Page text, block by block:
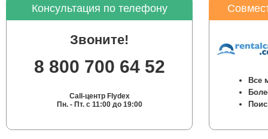
Консультация по телефону
Звоните!
8 800 700 64 52
Call-центр Flydex
Пн. - Пт. с 11:00 до 19:00
Все